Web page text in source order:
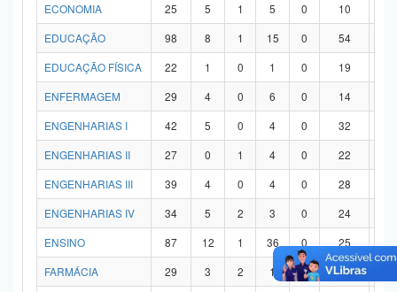
ECONOMIA
25 5 1 5 0 10
EDUCAÇÃO
98 8 1 15 0 54
EDUCAÇÃO FÍSICA
22 1 0 1 0 19
ENFERMAGEM
29 4 0 6 0 14
ENGENHARIAS I
42 5 0 4 0 32
ENGENHARIAS II
27 0 1 4 0 22
ENGENHARIAS III
39 4 0 4 0 28
ENGENHARIAS IV
34 5 2 3 0 24
ENSINO
87 12 1 36 0 25
FARMÁCIA
29 3 2 1 0 21